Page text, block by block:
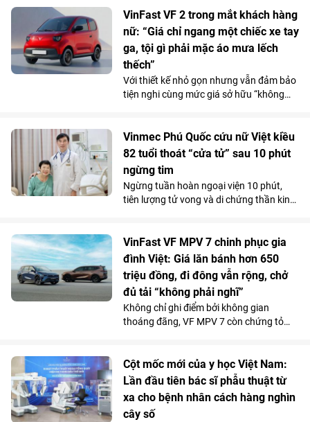
lái trên mọi cung đường.
VinFast VF 2 trong mắt khách hàng
nữ: “Giá chỉ ngang một chiếc xe tay
ga, tội gì phải mặc áo mưa lếch
thếch”
Với thiết kế nhỏ gọn nhưng vẫn đảm bảo
tiện nghi cùng mức giá sở hữu “không
đồng phái đẹp trước ngày mở cổng chính
thức vào 15/7.
Vinmec Phú Quốc cứu nữ Việt kiều
82 tuổi thoát “cửa tử” sau 10 phút
ngừng tim
Ngừng tuần hoàn ngoại viện 10 phút,
tiên lượng tử vong và di chứng thần kinh
cuộc sống bình thường chỉ sau một tuần
điều trị tại Bệnh viện Đa khoa Vinmec
Phú Quốc.
VinFast VF MPV 7 chinh phục gia
đình Việt: Giá lăn bánh hơn 650
triệu đồng, đi đông vẫn rộng, chở
đủ tải “không phải nghĩ”
Không chỉ ghi điểm bởi không gian
thoáng đãng, VF MPV 7 còn chứng tỏ
Chi phí sử dụng tiết kiệm và những ưu
đãi hấp dẫn càng khiến mẫu MPV điện 7
chỗ tăng sức hút trong tháng 7.
Cột mốc mới của y học Việt Nam:
Lần đầu tiên bác sĩ phẫu thuật từ
xa cho bệnh nhân cách hàng nghìn
cây số